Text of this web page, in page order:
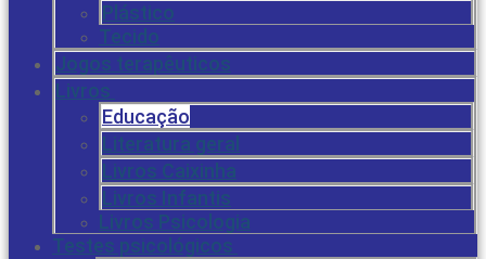
Plástico
Tecido
Jogos terapêuticos
Livros
Educação
Literatura geral
Livros Caixinha
Livros Infantis
Livros Psicologia
Testes psicológicos